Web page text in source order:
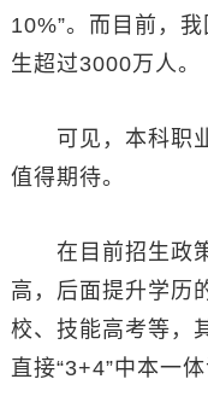
10%”。而目前，
生超过3000万人。
可见，本科职业
值得期待。
在目前招生政策
高，后面提升学历
校、技能高考等，
直接“3+4”中本一